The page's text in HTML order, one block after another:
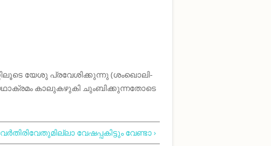
യേശു പ്രവേശിക്കുന്നു (ശംഖൊലി-
കാലുകഴുകി ചുംബിക്കുന്നതോടെ
വേഷപ്പകിട്ടും വേണ്ടാ ›